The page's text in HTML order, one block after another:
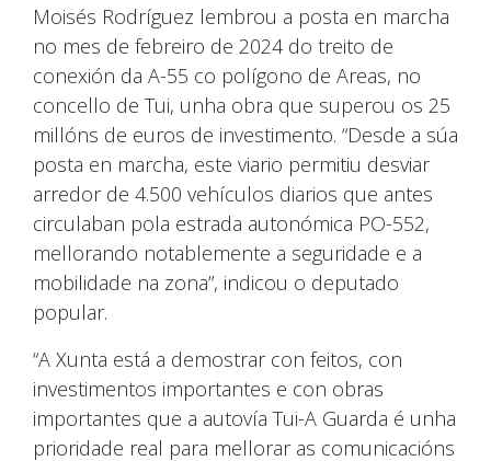
Moisés Rodríguez lembrou a posta en marcha
no mes de febreiro de 2024 do treito de
conexión da A-55 co polígono de Areas, no
concello de Tui, unha obra que superou os 25
millóns de euros de investimento. “Desde a súa
posta en marcha, este viario permitiu desviar
arredor de 4.500 vehículos diarios que antes
circulaban pola estrada autonómica PO-552,
mellorando notablemente a seguridade e a
mobilidade na zona”, indicou o deputado
popular.
“A Xunta está a demostrar con feitos, con
investimentos importantes e con obras
importantes que a autovía Tui-A Guarda é unha
prioridade real para mellorar as comunicacións